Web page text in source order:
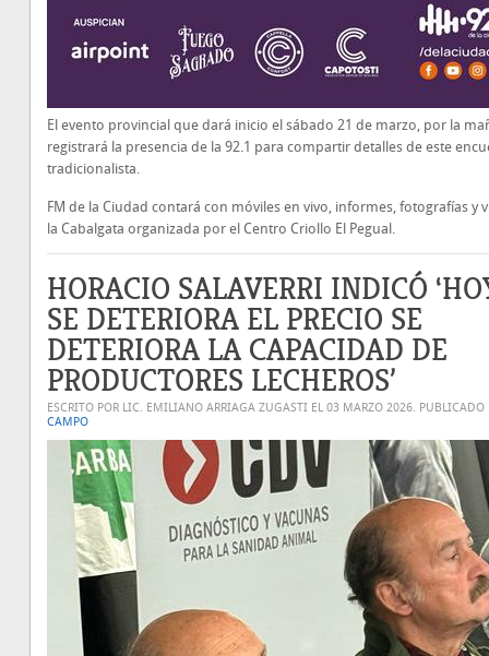
El evento provincial que dará inicio el sábado 21 de marzo, por la
registrará la presencia de la 92.1 para compartir detalles de este
tradicionalista.
FM de la Ciudad contará con móviles en vivo, informes, fotografías y
la Cabalgata organizada por el Centro Criollo El Pegual.
HORACIO SALAVERRI INDICÓ
SE DETERIORA EL PRECIO SE
DETERIORA LA CAPACIDAD DE
PRODUCTORES LECHEROS’
ESCRITO POR LIC. EMILIANO ARRIAGA ZUGASTI EL 03 MARZO 2026. PUBLICADO
CAMPO